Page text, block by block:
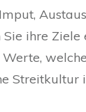
ihre Ziele
Streitkultur